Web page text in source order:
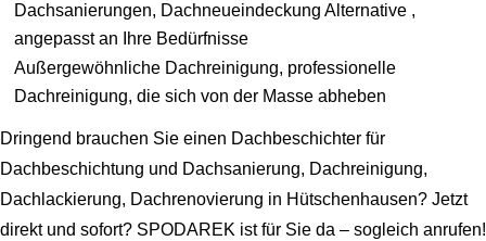
Dachsanierungen, Dachneueindeckung Alternative ,
angepasst an Ihre Bedürfnisse
Außergewöhnliche Dachreinigung, professionelle
Dachreinigung, die sich von der Masse abheben
Dringend brauchen Sie einen Dachbeschichter für
Dachbeschichtung und Dachsanierung, Dachreinigung,
Dachlackierung, Dachrenovierung in Hütschenhausen? Jetzt
direkt und sofort? SPODAREK ist für Sie da – sogleich anrufen!